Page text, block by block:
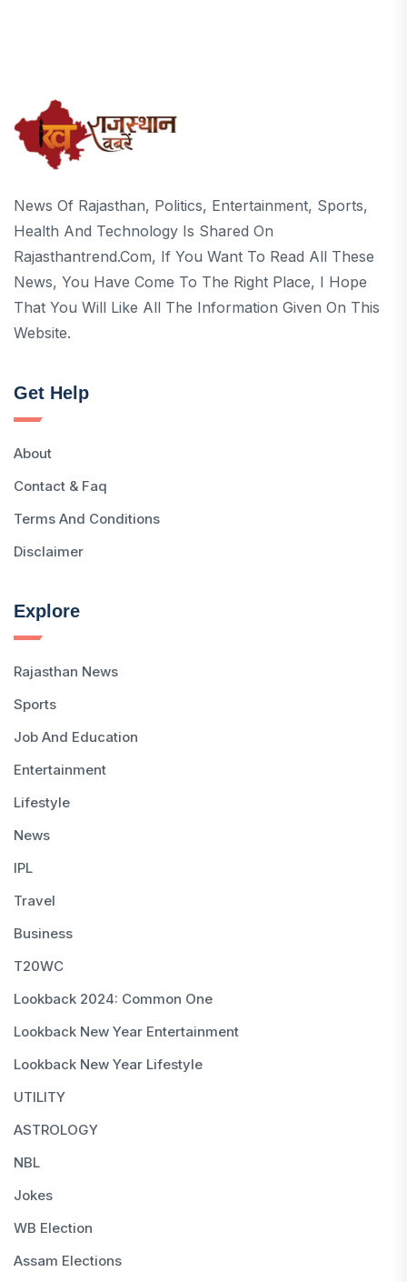
News Of Rajasthan, Politics, Entertainment, Sports,
Health And Technology Is Shared On
Rajasthantrend.com, If You Want To Read All These
News, You Have Come To The Right Place, I Hope
That You Will Like All The Information Given On This
Website.
Get Help
About
Contact & Faq
Terms And Conditions
Disclaimer
Explore
Rajasthan News
Sports
Job And Education
Entertainment
Lifestyle
News
IPL
Travel
Business
T20WC
Lookback 2024: Common One
Lookback New Year Entertainment
Lookback New Year Lifestyle
UTILITY
ASTROLOGY
NBL
Jokes
WB Election
Assam Elections